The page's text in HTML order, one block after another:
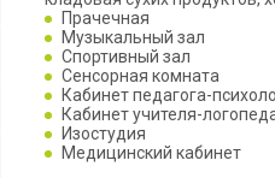
Прачечная
Музыкальный зал
Спортивный зал
Сенсорная комната
Кабинет педагога-
Кабинет учителя-
Изостудия
Медицинский кабинет